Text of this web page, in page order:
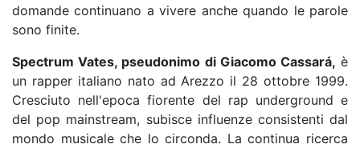
domande continuano a vivere anche quando le parole
sono finite.
Spectrum Vates, pseudonimo di Giacomo Cassará, è
un rapper italiano nato ad Arezzo il 28 ottobre 1999.
Cresciuto nell'epoca fiorente del rap underground e
del pop mainstream, subisce influenze consistenti dal
mondo musicale che lo circonda. La continua ricerca